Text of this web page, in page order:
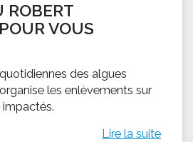
ROBERT
VOUS
des algues
les enlèvements sur
Lire la suite